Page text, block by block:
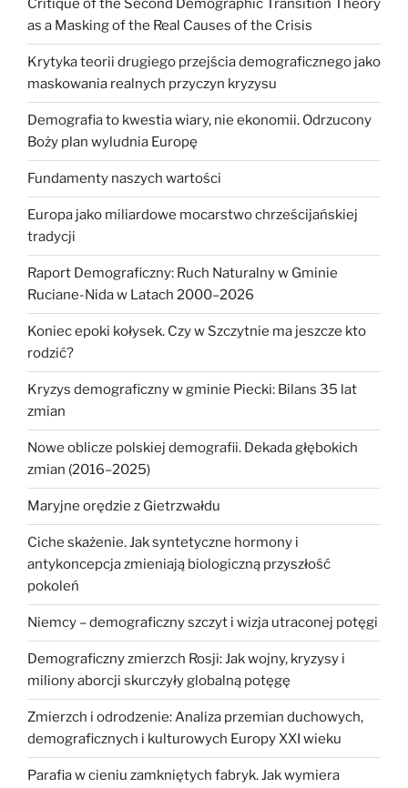
Critique of the Second Demographic Transition Theory
as a Masking of the Real Causes of the Crisis
Krytyka teorii drugiego przejścia demograficznego jako
maskowania realnych przyczyn kryzysu
Demografia to kwestia wiary, nie ekonomii. Odrzucony
Boży plan wyludnia Europę
Fundamenty naszych wartości
Europa jako miliardowe mocarstwo chrześcijańskiej
tradycji
Raport Demograficzny: Ruch Naturalny w Gminie
Ruciane-Nida w Latach 2000–2026
Koniec epoki kołysek. Czy w Szczytnie ma jeszcze kto
rodzić?
Kryzys demograficzny w gminie Piecki: Bilans 35 lat
zmian
Nowe oblicze polskiej demografii. Dekada głębokich
zmian (2016–2025)
Maryjne orędzie z Gietrzwałdu
Ciche skażenie. Jak syntetyczne hormony i
antykoncepcja zmieniają biologiczną przyszłość
pokoleń
Niemcy – demograficzny szczyt i wizja utraconej potęgi
Demograficzny zmierzch Rosji: Jak wojny, kryzysy i
miliony aborcji skurczyły globalną potęgę
Zmierzch i odrodzenie: Analiza przemian duchowych,
demograficznych i kulturowych Europy XXI wieku
Parafia w cieniu zamkniętych fabryk. Jak wymiera